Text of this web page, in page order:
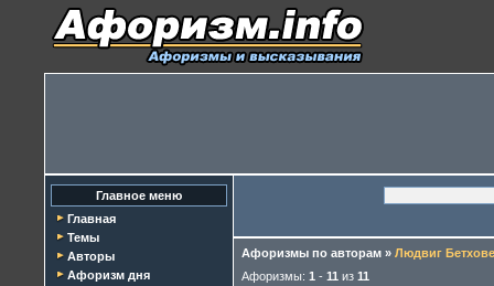
Главное меню
Главная
Темы
Авторы
Афоризм дня
Афоризмы по авторам » Людвиг
Афоризмы: 1 - 11 из 11